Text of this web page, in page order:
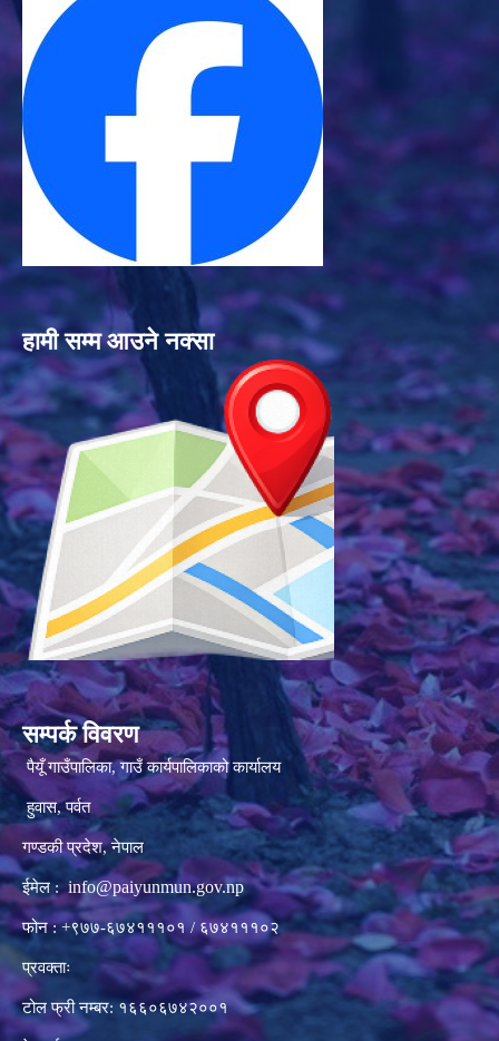
हामी सम्म आउने नक्सा
सम्पर्क विवरण
पैयूँ गाउँपालिका, गाउँ कार्यपालिकाको कार्यालय
हुवास, पर्वत
गण्डकी प्रदेश, नेपाल
ईमेल : info@paiyunmun.gov.np
फोन : +९७७-६७४१११०१ / ६७४१११०२
प्रवक्ताः
टोल फ्री नम्बर: १६६०६७४२००१